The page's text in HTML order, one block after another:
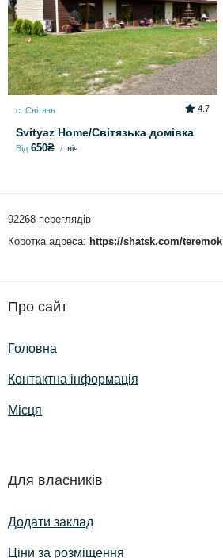
с. Світязь 4.7
Svityaz Home/Світязька домівка
Від 650₴ ніч
92268 переглядів
Коротка адреса: https://shatsk.com/teremok
Про сайт
Головна
Контактна інформація
Місця
Для власників
Додати заклад
Ціни за розміщення